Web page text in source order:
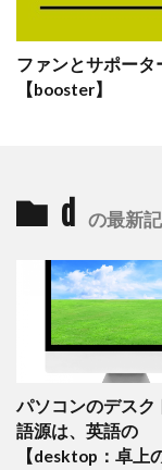
ファンとサポータ
【booster】
d の最新
パソコンのデスク
語源は、英語の
【desktop：卓上